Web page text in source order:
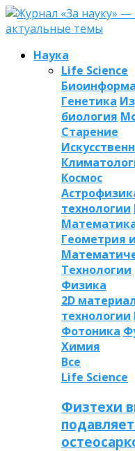
Наука
Life Science
Генетика
биология
Старение
Космос
технологии
Геометрия
Технологии
Физика
2D
технологии
Фотоника
Химия
Все
Life Science
Физтехи